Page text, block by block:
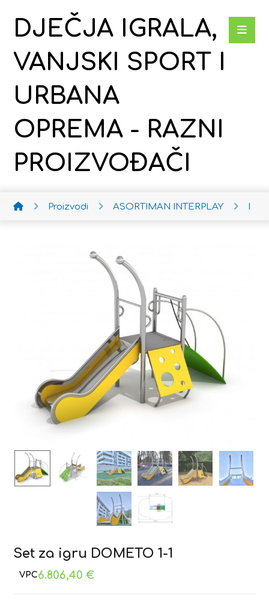
DJEČJA IGRALA,
VANJSKI SPORT I
URBANA
OPREMA - RAZNI
PROIZVOĐAČI
Proizvodi ASORTIMAN INTERPLAY
Set za igru DOMETO 1-1
6.806,40€